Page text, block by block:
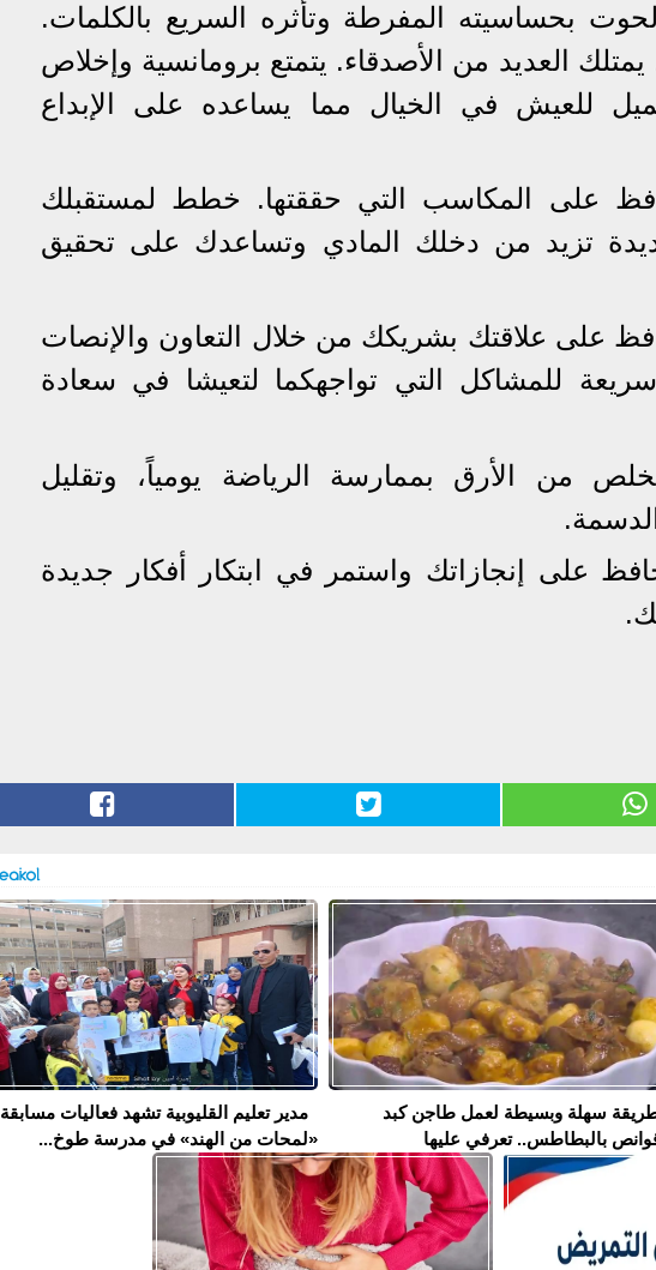
بحساسيته المفرطة وتأثره السريع بالكلمات.
العديد من الأصدقاء. يتمتع برومانسية وإخلاص
للعيش في الخيال مما يساعده على الإبداع
على المكاسب التي حققتها. خطط لمستقبلك
تزيد من دخلك المادي وتساعدك على تحقيق
على علاقتك بشريكك من خلال التعاون والإنصات
للمشاكل التي تواجهكما لتعيشا في سعادة
من الأرق بممارسة الرياضة يومياً، وتقليل
على إنجازاتك واستمر في ابتكار أفكار جديدة
سهلة وبسيطة لعمل طاجن كبد
بالبطاطس.. تعرفي عليها
مدير تعليم القليوبية تشهد فعاليات مسابقة
«لمحات من الهند» في مدرسة طوخ...